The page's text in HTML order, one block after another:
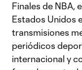
Finales de NBA,
Estados Unidos
transmisiones
periódicos
internacional y